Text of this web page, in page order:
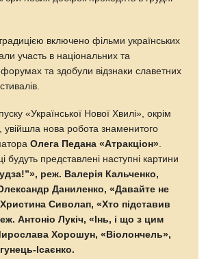
включено фільми українських
участь в національних та
та здобули відзнаки славетних
«Української Нової Хвилі», окрім
увійшла нова робота знаменитого
Олега Педана «Атракціон»
будуть представлені наступні картини
реж. Валерія Кальченко,
Даниленко, «Давайте не
Сиволап, «Хто підставив
Антоніо Лукіч, «Інь, і що з цим
Хорошун, «Віолончель»,
Ісаєнко.